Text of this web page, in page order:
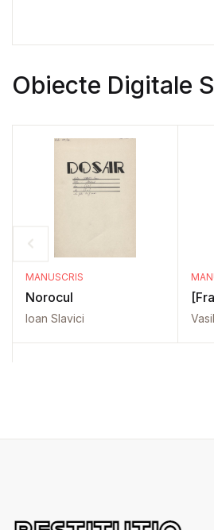
Obiecte Digitale
MANUSCRIS
Norocul
Ioan Slavici